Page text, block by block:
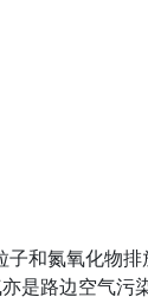
和氮氧化物
是路边空气污